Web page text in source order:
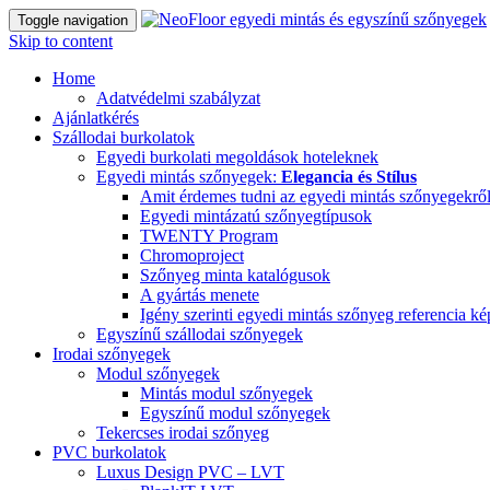
Toggle navigation
Skip to content
Home
Adatvédelmi szabályzat
Ajánlatkérés
Szállodai burkolatok
Egyedi burkolati megoldások hoteleknek
Egyedi mintás szőnyegek: Elegancia és Stílus
Amit érdemes tudni az egyedi mintás szőnyegekről
Egyedi mintázatú szőnyegtípusok
TWENTY Program
Chromoproject
Szőnyeg minta katalógusok
A gyártás menete
Igény szerinti egyedi mintás szőnyeg referencia
Egyszínű szállodai szőnyegek
Irodai szőnyegek
Modul szőnyegek
Mintás modul szőnyegek
Egyszínű modul szőnyegek
Tekercses irodai szőnyeg
PVC burkolatok
Luxus Design PVC – LVT